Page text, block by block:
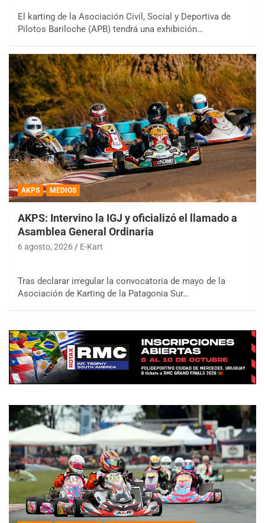
El karting de la Asociación Civil, Social y Deportiva de
Pilotos Bariloche (APB) tendrá una exhibición…
AKPS MEDIOS
AKPS: Intervino la IGJ y oficializó el llamado a
Asamblea General Ordinaria
6 agosto, 2026 E-Kart
Tras declarar irregular la convocatoria de mayo de la
Asociación de Karting de la Patagonia Sur…